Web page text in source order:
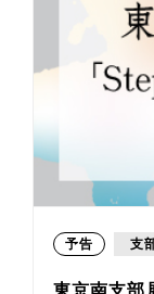
予告 支
東京南支